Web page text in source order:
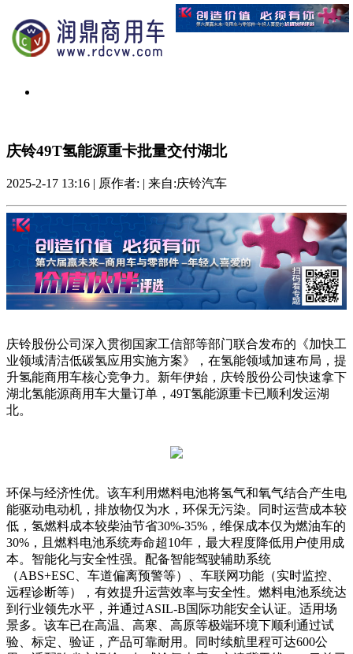
庆铃49T氢能源重卡批量交付湖北
2025-2-17 13:16 | 原作者: | 来自:庆铃汽车
庆铃股份公司深入贯彻国家工信部等部门联合发布的《加快工
业领域清洁低碳氢应用实施方案》，在氢能领域加速布局，提
升氢能商用车核心竞争力。新年伊始，庆铃股份公司快速拿下
湖北氢能源商用车大量订单，49T氢能源重卡已顺利发运湖
北。
环保与经济性优。该车利用燃料电池将氢气和氧气结合产生电
能驱动电动机，排放物仅为水，环保无污染。同时运营成本较
低，氢燃料成本较柴油节省30%-35%，维保成本仅为燃油车的
30%，且燃料电池系统寿命超10年，最大程度降低用户使用成
本。智能化与安全性强。配备智能驾驶辅助系统
（ABS+ESC、车道偏离预警等）、车联网功能（实时监控、
远程诊断等），有效提升运营效率与安全性。燃料电池系统达
到行业领先水平，并通过ASIL-B国际功能安全认证。适用场
景多。该车已在高温、高寒、高原等极端环境下顺利通过试
验、标定、验证，产品可靠耐用。同时续航里程可达600公